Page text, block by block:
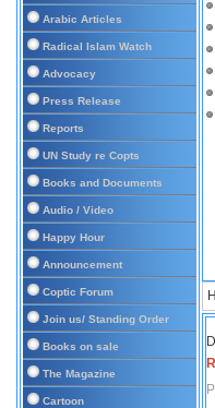
Arabic Articles
Radical Islam Watch
Advocacy
Press Release
Reports
UN Study re Copts
Books and Documents
Audio / Video
Happy Hour
Announcement
Coptic Forum
Join us/ Standing Order
Books on sale
The Magazine
Cartoon